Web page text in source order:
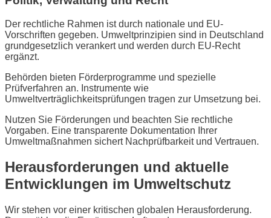
Der rechtliche Rahmen ist durch nationale und EU-
Vorschriften gegeben. Umweltprinzipien sind in Deutschland
grundgesetzlich verankert und werden durch EU-Recht
ergänzt.
Behörden bieten Förderprogramme und spezielle
Prüfverfahren an. Instrumente wie
Umweltverträglichkeitsprüfungen tragen zur Umsetzung bei.
Nutzen Sie Förderungen und beachten Sie rechtliche
Vorgaben. Eine transparente Dokumentation Ihrer
Umweltmaßnahmen sichert Nachprüfbarkeit und Vertrauen.
Herausforderungen und aktuelle
Entwicklungen im Umweltschutz
Wir stehen vor einer kritischen globalen Herausforderung.